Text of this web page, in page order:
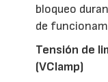
bloqueo
de
Tensión de
(VClamp)